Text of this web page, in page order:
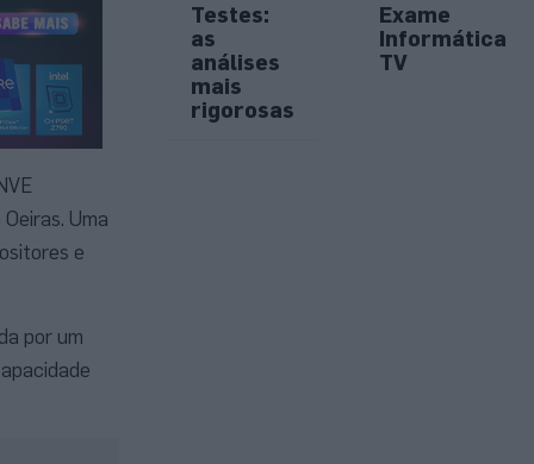
Uma
e
por um
Testes:
as
análises
mais
rigorosas
Exame
Informática
TV